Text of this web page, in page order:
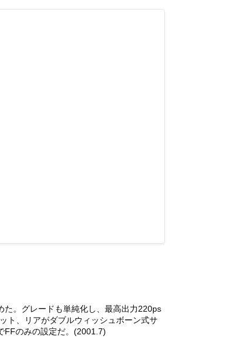
。グレードも単純化し、最高出力220ps
ト、リアがダブルウィッシュボーン式サ
FFのみの設定だ。(2001.7)